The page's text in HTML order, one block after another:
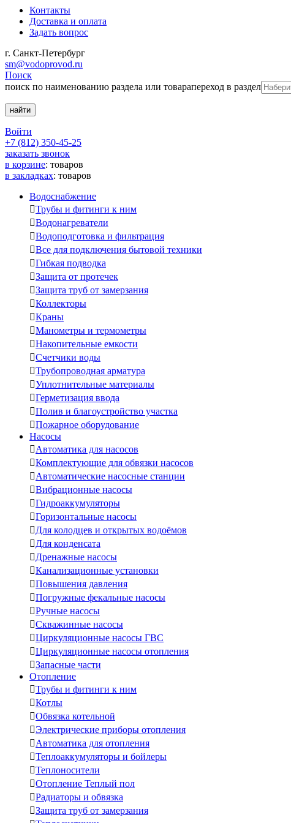
Контакты
Доставка и оплата
Задать вопрос
г. Санкт-Петербург
sm@vodoprovod.ru
Поиск
поиск по наименованию раздела или товарапереход в раздел
Войти
+7 (812) 350-45-25
заказать звонок
в корзине: товаров
в закладках: товаров
Водоснабжение
Трубы и фитинги к ним
Водонагреватели
Водоподготовка и фильтрация
Все для подключения бытовой техники
Гибкая подводка
Защита от протечек
Защита труб от замерзания
Коллекторы
Краны
Манометры и термометры
Накопительные емкости
Счетчики воды
Трубопроводная арматура
Уплотнительные материалы
Герметизация ввода
Полив и благоустройство участка
Пожарное оборудование
Насосы
Автоматика для насосов
Комплектующие для обвязки насосов
Автоматические насосные станции
Вибрационные насосы
Гидроаккумуляторы
Горизонтальные насосы
Для колодцев и открытых водоёмов
Для конденсата
Дренажные насосы
Канализационные установки
Повышения давления
Погружные фекальные насосы
Ручные насосы
Скважинные насосы
Циркуляционные насосы ГВС
Циркуляционные насосы отопления
Запасные части
Отопление
Трубы и фитинги к ним
Котлы
Обвязка котельной
Электрические приборы отопления
Автоматика для отопления
Теплоаккумуляторы и бойлеры
Теплоносители
Отопление Теплый пол
Радиаторы и обвязка
Защита труб от замерзания